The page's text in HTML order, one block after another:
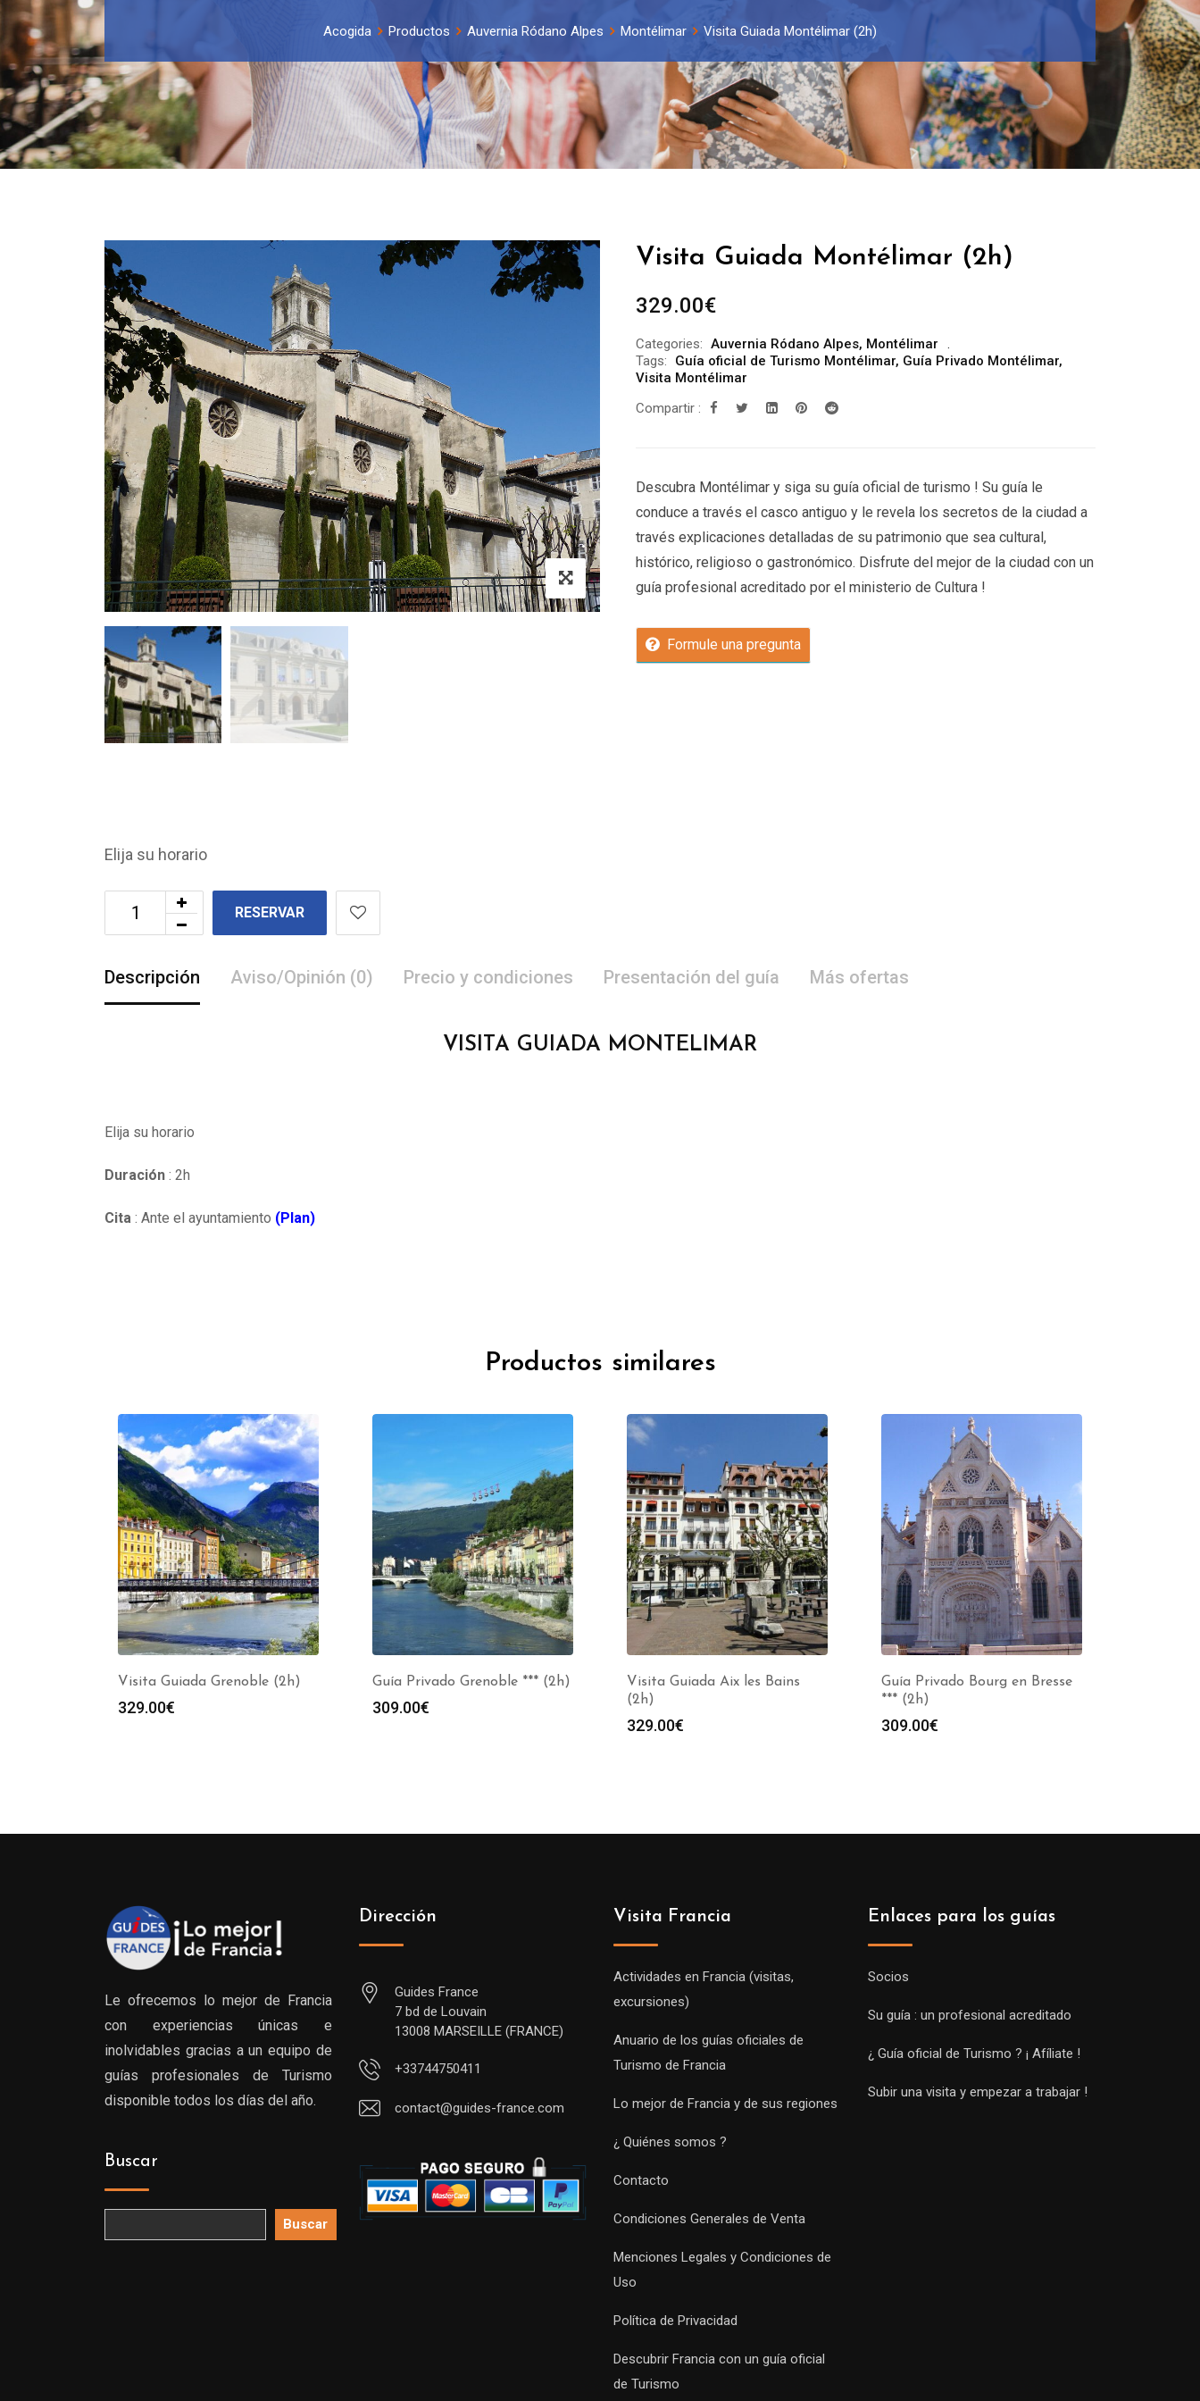
Acogida Productos Auvernia Ródano Alpes Montélimar Visita Guiada Montélimar (2h)
Visita Guiada Montélimar (2h)
329.00€
Categories: Auvernia Ródano Alpes, Montélimar
Tags:
Guía oficial de Turismo Montélimar, Guía Privado Montélimar,
Visita Montélimar
Compartir :
Descubra Montélimar y siga su guía oficial de turismo ! Su guía le
conduce a través el casco antiguo y le revela los secretos de la ciudad a
través explicaciones detalladas de su patrimonio que sea cultural,
histórico, religioso o gastronómico. Disfrute del mejor de la ciudad con un
guía profesional acreditado por el ministerio de Cultura !
Formule una pregunta
Elija su horario
RESERVAR
Descripción Aviso/Opinión (0) Precio y condiciones Presentación del guía Más ofertas
VISITA GUIADA MONTELIMAR
Elija su horario
Duración : 2h
Cita : Ante el ayuntamiento (Plan)
Productos similares
Visita Guiada Grenoble (2h)
329.00€
Guía Privado Grenoble *** (2h)
309.00€
Visita Guiada Aix les Bains
(2h)
329.00€
Guía Privado Bourg en Bresse
*** (2h)
309.00€
Le ofrecemos lo mejor de Francia
con experiencias únicas e
inolvidables gracias a un equipo de
guías profesionales de Turismo
disponible todos los días del año.
Buscar
Buscar
Dirección
Guides France
7 bd de Louvain
13008 MARSEILLE (FRANCE)
+33744750411
contact@guides-france.com
Visita Francia
Actividades en Francia (visitas,
excursiones)
Anuario de los guías oficiales de
Turismo de Francia
Lo mejor de Francia y de sus regiones
¿ Quiénes somos ?
Contacto
Condiciones Generales de Venta
Menciones Legales y Condiciones de
Uso
Política de Privacidad
Descubrir Francia con un guía oficial
de Turismo
Enlaces para los guías
Socios
Su guía : un profesional acreditado
¿ Guía oficial de Turismo ? ¡ Afíliate !
Subir una visita y empezar a trabajar !